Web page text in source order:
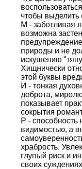
чтобы выделить
М - заботливая
возможна
природы и не
искушению
Хищнически
этой буквы
И - тонкая
доброта,
показывает
сокрытия
Р - способность
видимостью, а
храбрость.
глупый риск и
своих